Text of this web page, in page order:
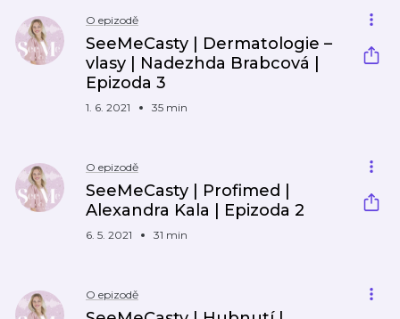
O epizodě
SeeMeCasty | Dermatologie –
vlasy | Nadezhda Brabcová |
Epizoda 3
1. 6. 2021 35 min
O epizodě
SeeMeCasty | Profimed |
Alexandra Kala | Epizoda 2
6. 5. 2021 31 min
O epizodě